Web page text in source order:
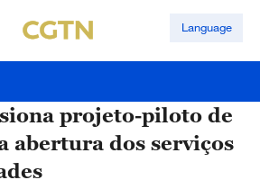
Language
projeto-piloto de
abertura dos serviços